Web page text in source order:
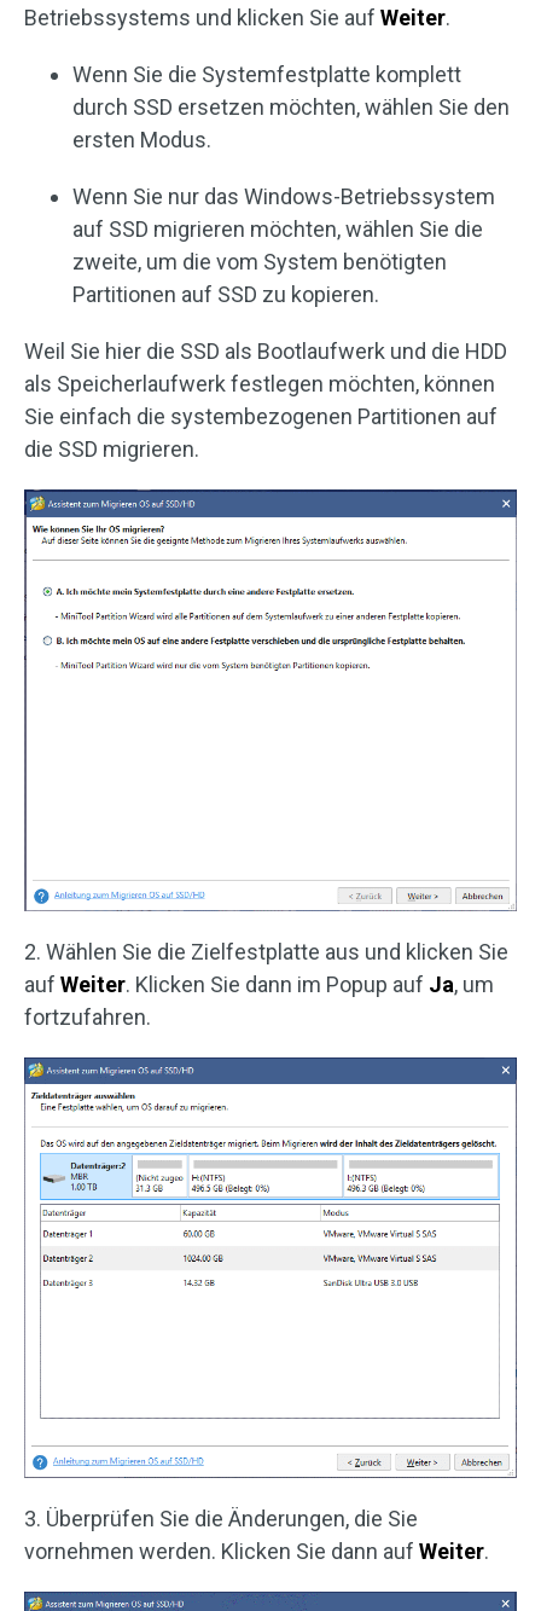
Betriebssystems und klicken Sie auf Weiter.
Wenn Sie die Systemfestplatte komplett
durch SSD ersetzen möchten, wählen Sie den
ersten Modus.
Wenn Sie nur das Windows-Betriebssystem
auf SSD migrieren möchten, wählen Sie die
zweite, um die vom System benötigten
Partitionen auf SSD zu kopieren.
Weil Sie hier die SSD als Bootlaufwerk und die HDD
als Speicherlaufwerk festlegen möchten, können
Sie einfach die systembezogenen Partitionen auf
die SSD migrieren.
2. Wählen Sie die Zielfestplatte aus und klicken Sie
auf Weiter. Klicken Sie dann im Popup auf Ja, um
fortzufahren.
3. Überprüfen Sie die Änderungen, die Sie
vornehmen werden. Klicken Sie dann auf Weiter.